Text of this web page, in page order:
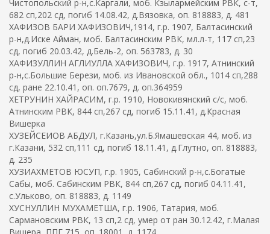
Чистопольский р-н,с.Каргали, моб. Кзылармейским РВК, с-т,
682 сп,202 сд, погиб 14.08.42, д.Вязовка, оп. 818883, д. 481
ХАФИЗОВ БАРИ ХАФИЗОВИЧ,1914, г.р. 1907, Балтасинский
р-н,д.Иске Айман, моб. Балтасинским РВК, мл.л-т, 117 сп,23
сд, погиб 20.03.42, д.Бель-2, оп. 563783, д. 30
ХАФИЗУЛЛИН АГЛИУЛЛА ХАФИЗОВИЧ, г.р. 1917, Атнинский
р-н,с.Большие Берези, моб. из Ивановской обл., 1014 сп,288
сд, ране 22.10.41, оп. оп.7679, д. оп.364959
ХЕТРУНИН ХАЙРАСИМ, г.р. 1910, Новокивянский с/с, моб.
Атнинским РВК, 844 сп,267 сд, погиб 15.11.41, д.Красная
Вишерка
ХУЗЕЙСЕИОВ АБДУЛ, г.Казань,ул.Б.Ямашевская 44, моб. из
г.Казани, 532 сп,111 сд, погиб 18.11.41, д.Глутно, оп. 818883,
д. 235
ХУЗИАХМЕТОВ ЮСУП, г.р. 1905, Сабинский р-н,с.Богатые
Сабы, моб. Сабинским РВК, 844 сп,267 сд, погиб 04.11.41,
с.Ульково, оп. 818883, д. 1149
ХУСНУЛЛИН МУХАМЕТША, г.р. 1906, Татария, моб.
Сармановским РВК, 13 сп,2 сд, умер от ран 30.12.42, г.Малая